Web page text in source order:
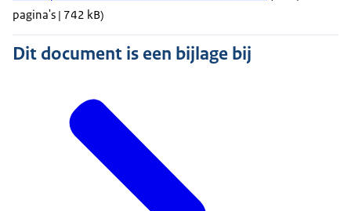
pagina's | 742 kB)
Dit document is een bijlage bij